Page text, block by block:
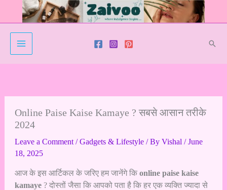
Online Paise Kaise Kamaye ? सबसे आसान तरीके
2024
Leave a Comment /Gadgets & Lifestyle/ By Vishal /June
18, 2025
आज के इस आर्टिकल के जरिए हम जानेंगे कि online paise kaise
kamaye? दोस्तों जैसा कि आपको पता है कि हर एक व्यक्ति ज्यादा से